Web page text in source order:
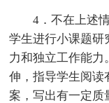
4．不在上述
学生进行小课题研
力和独立工作能力
伸，指导学生阅读
案，写出有一定质